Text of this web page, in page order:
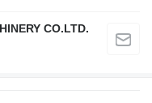
CO.LTD.